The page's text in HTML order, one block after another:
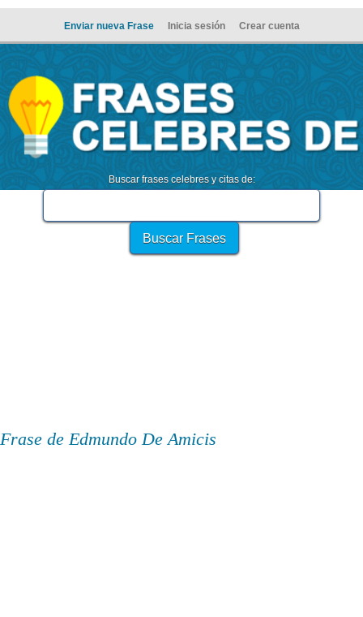
Enviar nueva Frase Inicia sesión Crear cuenta
Buscar frases celebres y citas de:
Frase de Edmundo De Amicis